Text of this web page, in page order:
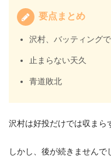
要点まとめ
沢村、バッティング
止まらない天久
青道敗北
沢村は好投だけでは収まら
しかし、後が続きませんで